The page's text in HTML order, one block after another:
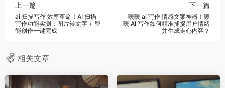
上一篇
ai 扫描写作 效率革命！AI 扫描
写作功能实测：图片转文字 + 智
能创作一键完成
下一篇
暖暖 ai 写作 情感文案神器！暖
暖 AI 写作如何精准捕捉用户情绪
并生成走心内容？
相关文章